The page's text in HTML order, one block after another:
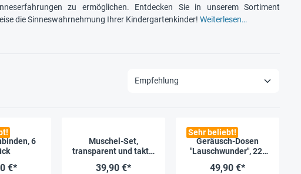
zu ermöglichen. Entdecken Sie in unserem Sortiment
die Sinneswahrnehmung Ihrer Kindergartenkinder! Weiterlesen…
6
€*
Muschel-Set,
transparent und taktil,
39,90 €*
Sehr beliebt!
Geräusch-Dosen
"Lauschwunder", 22-
49,90 €*